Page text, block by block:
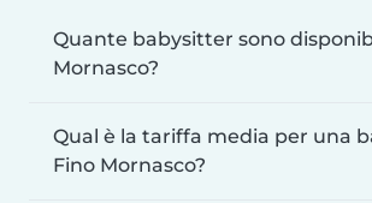
Quante babysitter sono
Mornasco?
Qual è la tariffa media per una
Fino Mornasco?